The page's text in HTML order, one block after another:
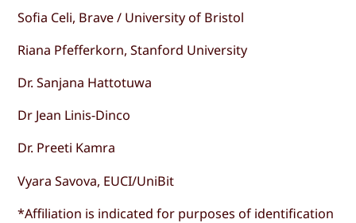
Sofia Celi, Brave / University of Bristol
Riana Pfefferkorn, Stanford University
Dr. Sanjana Hattotuwa
Dr Jean Linis-Dinco
Dr. Preeti Kamra
Vyara Savova, EUCI/UniBit
*Affiliation is indicated for purposes of identification